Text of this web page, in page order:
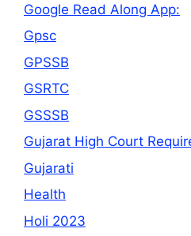
Google Read Along App:
Gpsc
GPSSB
GSRTC
GSSSB
Gujarat High Court
Gujarati
Health
Holi 2023